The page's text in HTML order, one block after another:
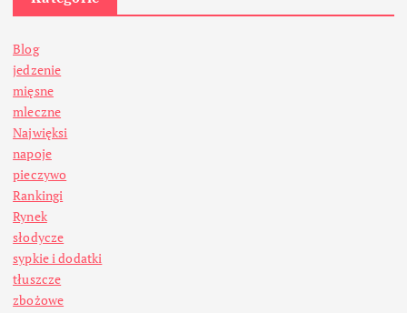
t
Blog
jedzenie
mięsne
mleczne
Najwięksi
napoje
pieczywo
Rankingi
Rynek
słodycze
sypkie i dodatki
tłuszcze
zbożowe